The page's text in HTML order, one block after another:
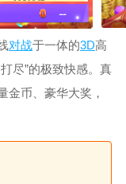
对战于一体的3D高
尽”的极致快感。真
金币、豪华大奖，